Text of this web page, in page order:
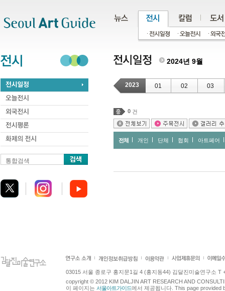
통합검색
2024년 9월
2023 01 02 03
0 건
전체 개인 단체 협회 아트페어
03015 서울 종로구 홍지문1길 4 (홍지동44) 김달진미술연구소 T
copyright © 2012 KIM DALJIN ART RESEARCH AND
이 페이지는 서울아트가이드에서 제공됩니다. This page provided